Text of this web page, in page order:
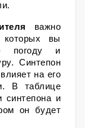
важно
которых вы
погоду и
Синтепон
на его
В таблице
синтепона и
он будет